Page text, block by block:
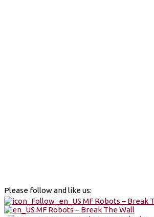
Please follow and like us: